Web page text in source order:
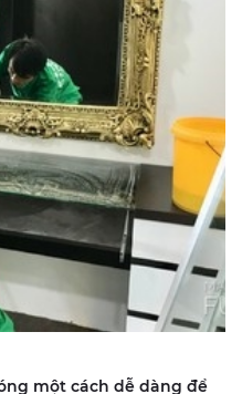
một cách dễ dàng để